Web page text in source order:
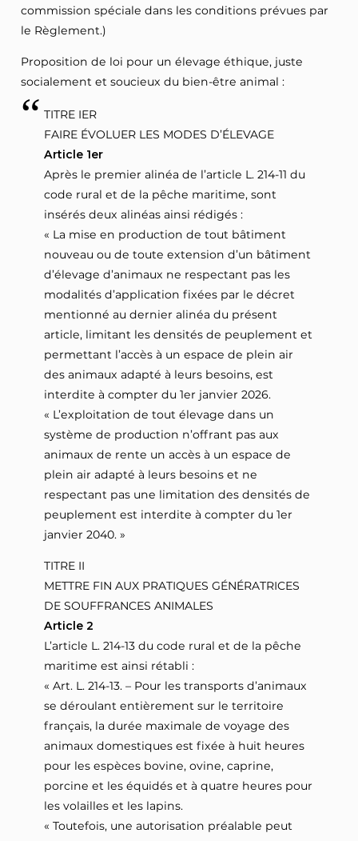
commission spéciale dans les conditions prévues par
le Règlement.)
Proposition de loi pour un élevage éthique, juste
socialement et soucieux du bien-être animal :
TITRE IER
FAIRE ÉVOLUER LES MODES D’ÉLEVAGE
Article 1er
Après le premier alinéa de l’article L. 214-11 du
code rural et de la pêche maritime, sont
insérés deux alinéas ainsi rédigés :
« La mise en production de tout bâtiment
nouveau ou de toute extension d’un bâtiment
d’élevage d’animaux ne respectant pas les
modalités d’application fixées par le décret
mentionné au dernier alinéa du présent
article, limitant les densités de peuplement et
permettant l’accès à un espace de plein air
des animaux adapté à leurs besoins, est
interdite à compter du 1er janvier 2026.
« L’exploitation de tout élevage dans un
système de production n’offrant pas aux
animaux de rente un accès à un espace de
plein air adapté à leurs besoins et ne
respectant pas une limitation des densités de
peuplement est interdite à compter du 1er
janvier 2040. »
TITRE II
METTRE FIN AUX PRATIQUES GÉNÉRATRICES
DE SOUFFRANCES ANIMALES
Article 2
L’article L. 214-13 du code rural et de la pêche
maritime est ainsi rétabli :
« Art. L. 214-13. – Pour les transports d’animaux
se déroulant entièrement sur le territoire
français, la durée maximale de voyage des
animaux domestiques est fixée à huit heures
pour les espèces bovine, ovine, caprine,
porcine et les équidés et à quatre heures pour
les volailles et les lapins.
« Toutefois, une autorisation préalable peut